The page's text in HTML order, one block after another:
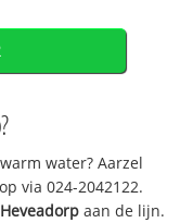
?
water? Aarzel
via 024-2042122.
Heveadorp aan de lijn.